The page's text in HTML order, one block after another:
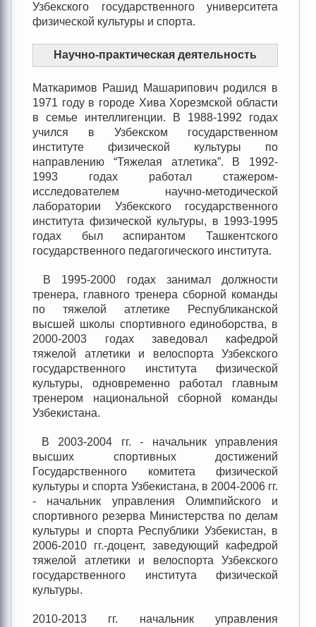
Узбекского государственного университета
физической культуры и спорта.
Научно-практическая деятельность
Маткаримов Рашид Машарипович родился в
1971 году в городе Хива Хорезмской области
в семье интеллигенции. В 1988-1992 годах
учился в Узбекском государственном
институте физической культуры по
направлению “Тяжелая атлетика”. В 1992-
1993 годах работал стажером-
исследователем научно-методической
лаборатории Узбекского государственного
института физической культуры, в 1993-1995
годах был аспирантом Ташкентского
государственного педагогического института.
В 1995-2000 годах занимал должности
тренера, главного тренера сборной команды
по тяжелой атлетике Республиканской
высшей школы спортивного единоборства, в
2000-2003 годах заведовал кафедрой
тяжелой атлетики и велоспорта Узбекского
государственного института физической
культуры, одновременно работал главным
тренером национальной сборной команды
Узбекистана.
В 2003-2004 гг. - начальник управления
высших спортивных достижений
Государственного комитета физической
культуры и спорта Узбекистана, в 2004-2006 гг.
- начальник управления Олимпийского и
спортивного резерва Министерства по делам
культуры и спорта Республики Узбекистан, в
2006-2010 гг.-доцент, заведующий кафедрой
тяжелой атлетики и велоспорта Узбекского
государственного института физической
культуры.
2010-2013 гг. начальник управления